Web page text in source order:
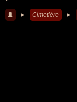
► Cimetière ►